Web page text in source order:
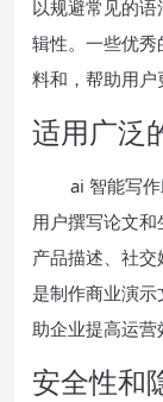
以规避常见的
辑性。一些优
料和，帮助用户
适用广泛
ai 智能写
用户撰写论文和
产品描述、社
是制作商业演
助企业提高运营
安全性和